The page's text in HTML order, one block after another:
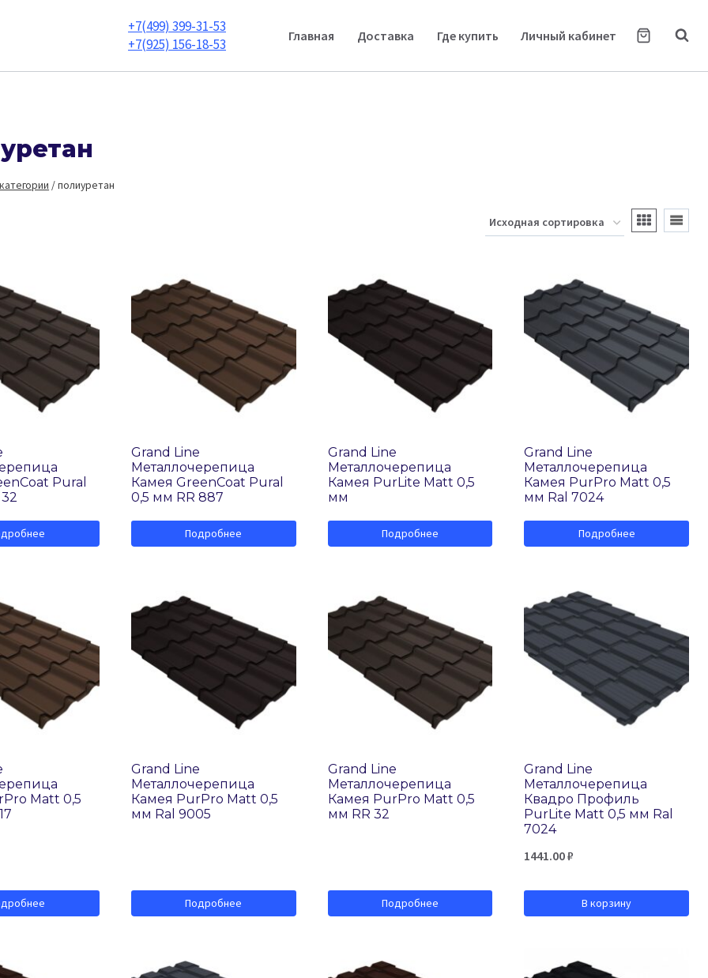
+7(499) 399-31-53
+7(925) 156-18-53
Главная Доставка Где купить Личный кабинет
/полиуретан
Pural
Grand Line
Металлочерепица
Камея GreenCoat Pural
0,5 мм RR 887
Подробнее
Grand Line
Металлочерепица
Камея PurLite Matt 0,5
мм
Подробнее
Grand Line
Металлочерепица
Камея PurPro Matt 0,5
мм Ral 7024
Подробнее
Matt 0,5
Grand Line
Металлочерепица
Камея PurPro Matt 0,5
мм Ral 9005
Подробнее
Grand Line
Металлочерепица
Камея PurPro Matt 0,5
мм RR 32
Подробнее
Grand Line
Металлочерепица
Квадро Профиль
PurLite Matt 0,5 мм Ral
7024
1441.00₽
В корзину